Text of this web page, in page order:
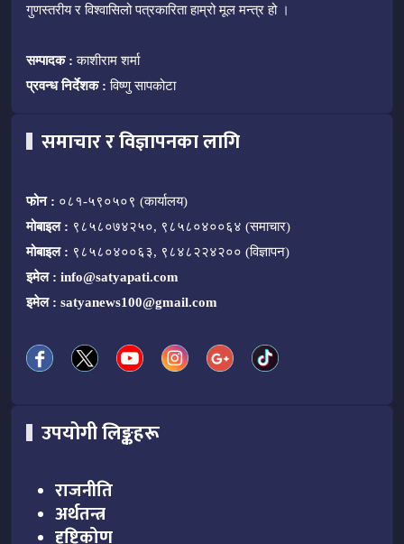
गुणस्तरीय र विश्वासिलो पत्रकारिता हाम्रो मूल मन्त्र हो ।
सम्पादक : काशीराम शर्मा
प्रवन्ध निर्देशक : विष्णु सापकोटा
समाचार र विज्ञापनका लागि
फोन : ०८१-५९०५०९ (कार्यालय)
मोबाइल : ९८५८०७४२५०, ९८५८०४००६४ (समाचार)
मोबाइल : ९८५८०४००६३, ९८४८२२४२०० (विज्ञापन)
इमेल : info@satyapati.com
इमेल : satyanews100@gmail.com
उपयोगी लिङ्कहरू
राजनीति
अर्थतन्त्र
दृष्टिकोण